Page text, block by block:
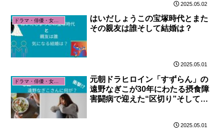
2025.05.02
ドラマ・俳優・女優関係
はいだしょうこの宝塚時代とまた
その親友は誰そして結婚は？
2025.05.01
ドラマ・俳優・女優関係
元朝ドラヒロイン「すずらん」の
遠野なぎこが30年にわたる摂食障
害闘病で迎えた“区切り”そして新
2025.05.01